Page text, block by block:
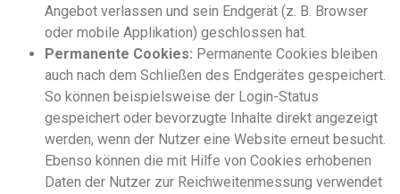
Angebot verlassen und sein Endgerät (z. B. Browser
oder mobile Applikation) geschlossen hat.
Permanente Cookies: Permanente Cookies bleiben
auch nach dem Schließen des Endgerätes gespeichert.
So können beispielsweise der Login-Status
gespeichert oder bevorzugte Inhalte direkt angezeigt
werden, wenn der Nutzer eine Website erneut besucht.
Ebenso können die mit Hilfe von Cookies erhobenen
Daten der Nutzer zur Reichweitenmessung verwendet